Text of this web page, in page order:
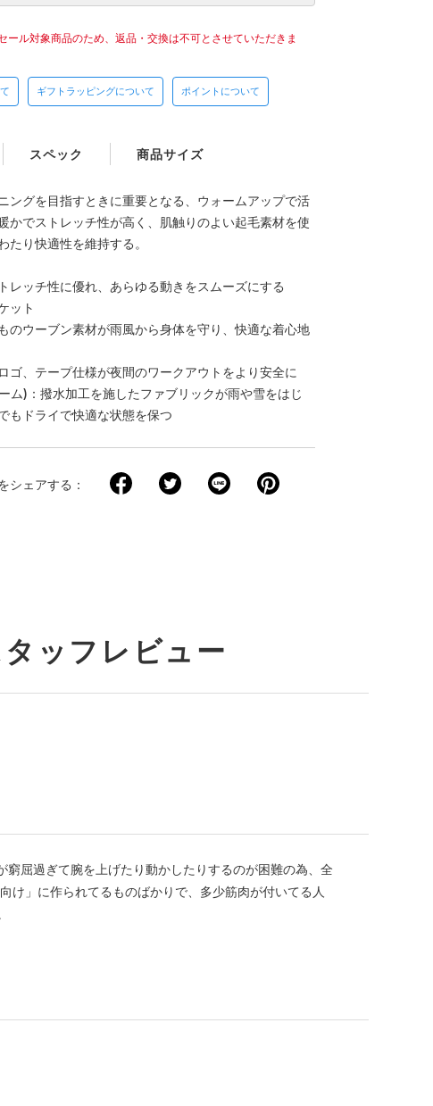
ール対象商品のため、返品・交換は不可とさせていただきま
ギフトラッピングについて ポイントについて
ングを目指すときに重要となる、ウォームアップで活
かでストレッチ性が高く、肌触りのよい起毛素材を使
たり快適性を維持する。
レッチ性に優れ、あらゆる動きをスムーズにする
ット
のウーブン素材が雨風から身体を守り、快適な着心地
ゴ、テープ仕様が夜間のワークアウトをより安全に
ム)：撥水加工を施したファブリックが雨や雪をはじ
もドライで快適な状態を保つ
スペック 商品サイズ
シェアする
タッフレビュー
屈過ぎて腕を上げたり動かしたりするのが困難の為、全
け」に作られてるものばかりで、多少筋肉が付いてる人